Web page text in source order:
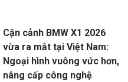
Cận cảnh BMW X1 2026
vừa ra mắt tại Việt Nam:
Ngoại hình vuông vức hơn,
nâng cấp công nghệ